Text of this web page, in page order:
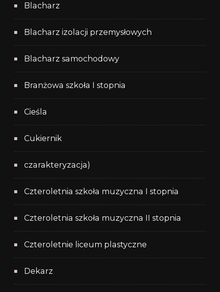
Blacharz
Blacharz izolacji przemysłowych
Blacharz samochodowy
Branżowa szkoła I stopnia
Cieśla
Cukiernik
czarakteryzacja)
Czteroletnia szkoła muzyczna I stopnia
Czteroletnia szkoła muzyczna II stopnia
Czteroletnie liceum plastyczne
Dekarz